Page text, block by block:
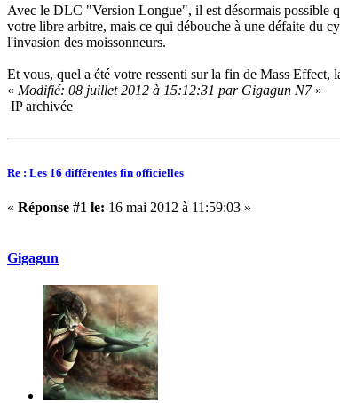
Avec le DLC "Version Longue", il est désormais possible
votre libre arbitre, mais ce qui débouche à une défaite du
l'invasion des moissonneurs.
Et vous, quel a été votre ressenti sur la fin de Mass Effect,
« Modifié: 08 juillet 2012 à 15:12:31 par Gigagun N7»
IP archivée
Re : Les 16 différentes fin officielles
« Réponse #1 le: 16 mai 2012 à 11:59:03 »
Gigagun